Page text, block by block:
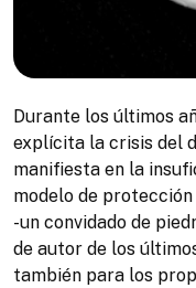
Durante los últimos
explícita la crisis del
manifiesta en la
modelo de
-un convidado de
de autor de los
también para los